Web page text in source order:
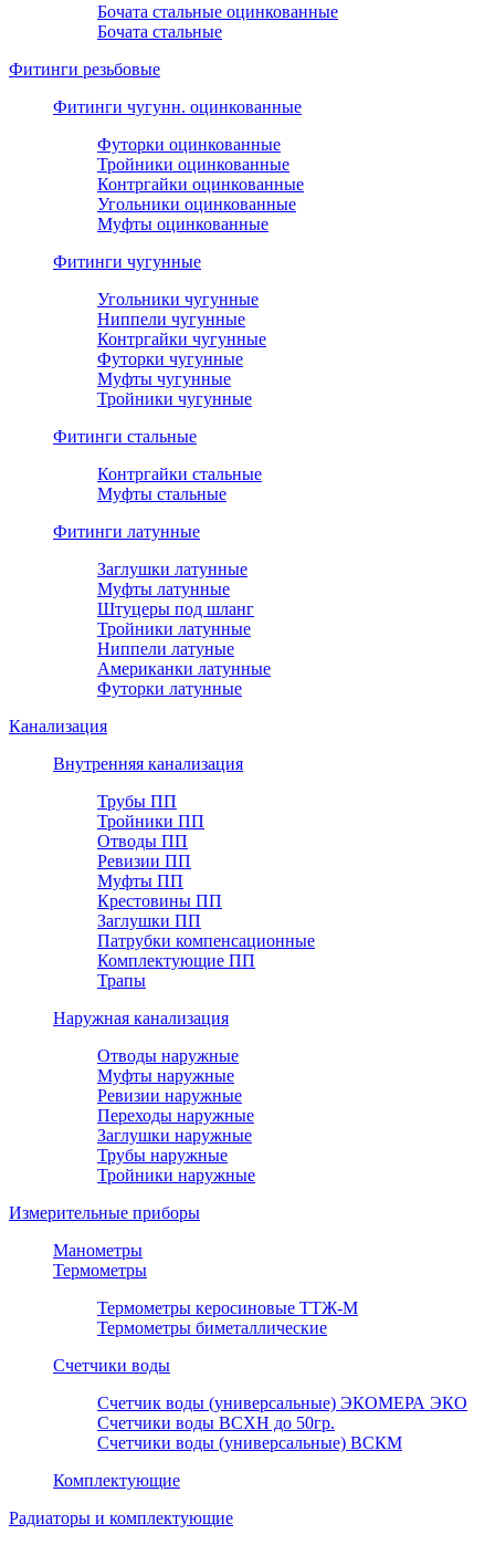
Бочата стальные оцинкованные
Бочата стальные
Фитинги резьбовые
Фитинги чугунн. оцинкованные
Футорки оцинкованные
Тройники оцинкованные
Контргайки оцинкованные
Угольники оцинкованные
Муфты оцинкованные
Фитинги чугунные
Угольники чугунные
Ниппели чугунные
Контргайки чугунные
Футорки чугунные
Муфты чугунные
Тройники чугунные
Фитинги стальные
Контргайки стальные
Муфты стальные
Фитинги латунные
Заглушки латунные
Муфты латунные
Штуцеры под шланг
Тройники латунные
Ниппели латуные
Американки латунные
Футорки латунные
Канализация
Внутренняя канализация
Трубы ПП
Тройники ПП
Отводы ПП
Ревизии ПП
Муфты ПП
Крестовины ПП
Заглушки ПП
Патрубки компенсационные
Комплектующие ПП
Трапы
Наружная канализация
Отводы наружные
Муфты наружные
Ревизии наружные
Переходы наружные
Заглушки наружные
Трубы наружные
Тройники наружные
Измерительные приборы
Манометры
Термометры
Термометры керосиновые ТТЖ-М
Термометры биметаллические
Счетчики воды
Счетчик воды (универсальные) ЭКОМЕРА ЭКО
Счетчики воды ВСХН до 50гр.
Счетчики воды (универсальные) ВСКМ
Комплектующие
Радиаторы и комплектующие